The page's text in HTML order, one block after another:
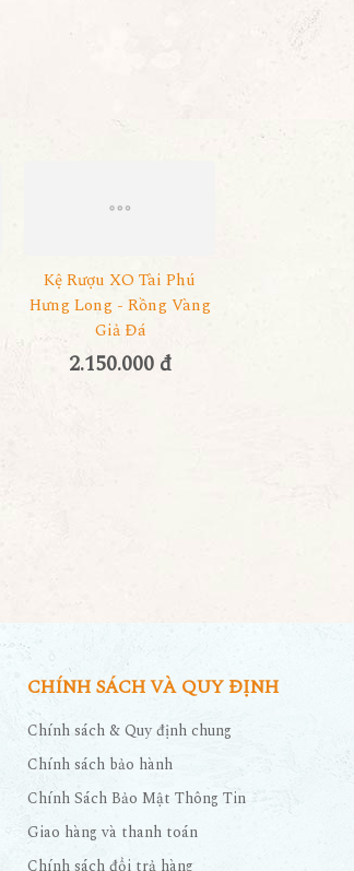
Kệ Rượu XO Tài Phú
Hưng Long - Rồng Vàng
Giả Đá
2.150.000 đ
CHÍNH SÁCH VÀ QUY ĐỊNH
Chính sách & Quy định chung
Chính sách bảo hành
Chính Sách Bảo Mật Thông Tin
Giao hàng và thanh toán
Chính sách đổi trả hàng